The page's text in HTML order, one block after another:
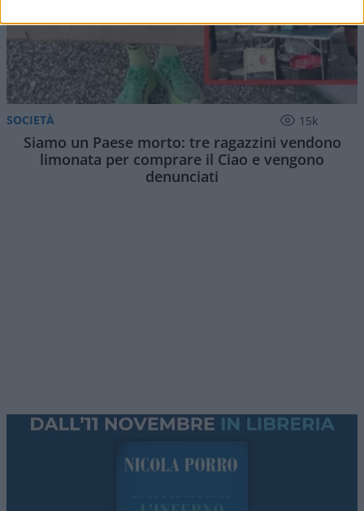
SOCIETÀ 15k
Siamo un Paese morto: tre ragazzini vendono
limonata per comprare il Ciao e vengono
denunciati